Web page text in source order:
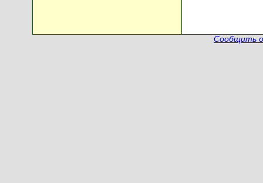
Сообщить о